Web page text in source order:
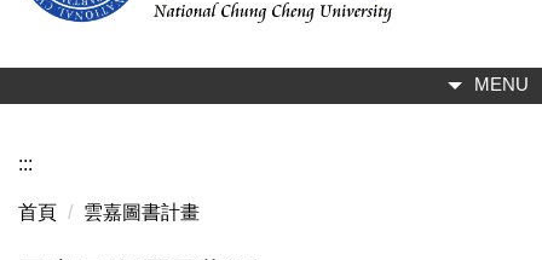
區
MENU
:::
首頁 雲嘉圖書計畫